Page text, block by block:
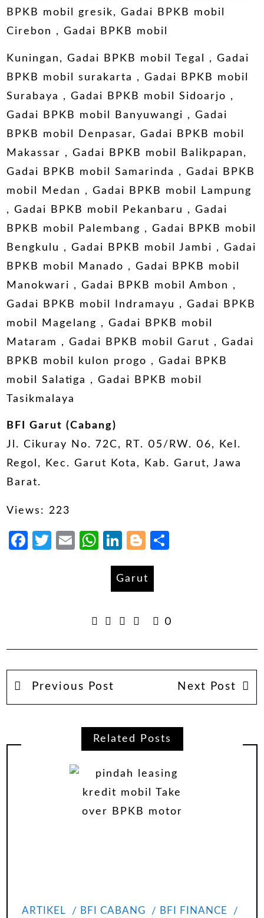
BPKB mobil gresik, Gadai BPKB mobil
Cirebon , Gadai BPKB mobil
Kuningan, Gadai BPKB mobil Tegal , Gadai
BPKB mobil surakarta , Gadai BPKB mobil
Surabaya , Gadai BPKB mobil Sidoarjo ,
Gadai BPKB mobil Banyuwangi , Gadai
BPKB mobil Denpasar, Gadai BPKB mobil
Makassar , Gadai BPKB mobil Balikpapan,
Gadai BPKB mobil Samarinda , Gadai BPKB
mobil Medan , Gadai BPKB mobil Lampung
, Gadai BPKB mobil Pekanbaru , Gadai
BPKB mobil Palembang , Gadai BPKB mobil
Bengkulu , Gadai BPKB mobil Jambi , Gadai
BPKB mobil Manado , Gadai BPKB mobil
Manokwari , Gadai BPKB mobil Ambon ,
Gadai BPKB mobil Indramayu , Gadai BPKB
mobil Magelang , Gadai BPKB mobil
Mataram , Gadai BPKB mobil Garut , Gadai
BPKB mobil kulon progo , Gadai BPKB
mobil Salatiga , Gadai BPKB mobil
Tasikmalaya
BFI Garut (Cabang)
Jl. Cikuray No. 72C, RT. 05/RW. 06, Kel.
Regol, Kec. Garut Kota, Kab. Garut, Jawa
Barat.
Views: 223
Facebook
Twitter
EmailWhatsApp
LinkedIn
Blogger
Garut
0
Previous Post Next Post
Related Posts
ARTIKEL BFI CABANG BFI FINANCE